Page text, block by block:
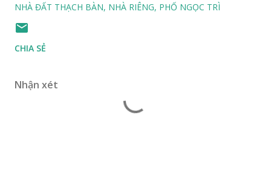
NHÀ ĐẤT THẠCH BÀN NHÀ RIÊNG PHỐ NGỌC TRÌ
CHIA SẺ
Nhận xét